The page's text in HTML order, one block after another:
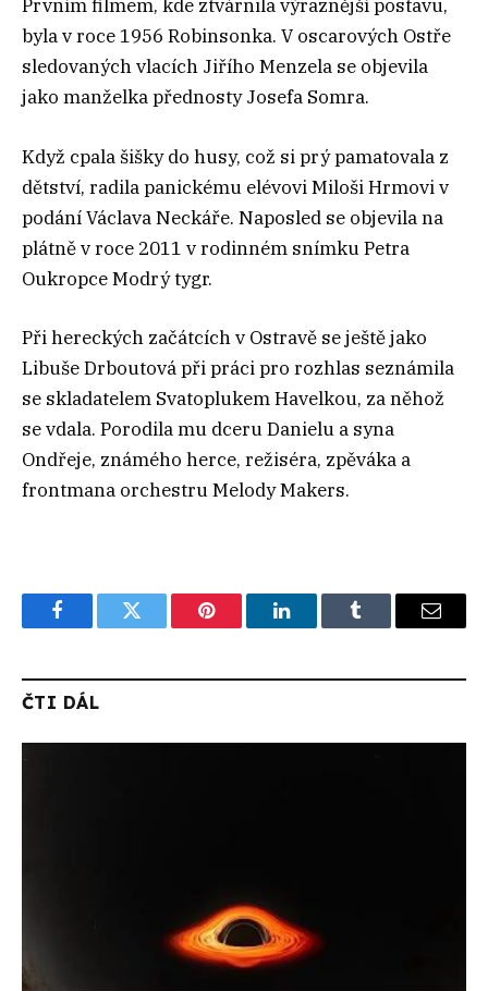
Prvním filmem, kde ztvárnila výraznější postavu,
byla v roce 1956 Robinsonka. V oscarových Ostře
sledovaných vlacích Jiřího Menzela se objevila
jako manželka přednosty Josefa Somra.
Když cpala šišky do husy, což si prý pamatovala z
dětství, radila panickému elévovi Miloši Hrmovi v
podání Václava Neckáře. Naposled se objevila na
plátně v roce 2011 v rodinném snímku Petra
Oukropce Modrý tygr.
Při hereckých začátcích v Ostravě se ještě jako
Libuše Drboutová při práci pro rozhlas seznámila
se skladatelem Svatoplukem Havelkou, za něhož
se vdala. Porodila mu dceru Danielu a syna
Ondřeje, známého herce, režiséra, zpěváka a
frontmana orchestru Melody Makers.
FacebookTwitter Pinterest LinkedInTumblr Email
ČTI DÁL